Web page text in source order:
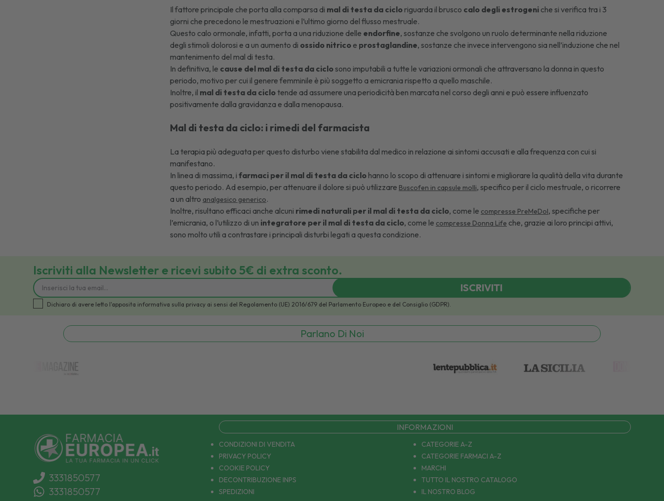
Il fattore principale che porta alla comparsa di mal di testa da cicloriguarda il brusco calo degli estrogeniche si verifica tra i 3
giorni che precedono le mestruazioni e l’ultimo giorno del flusso mestruale.
Questo calo ormonale, infatti, porta a una riduzione delle endorfine, sostanze che svolgono un ruolo determinante nella riduzione
degli stimoli dolorosi e a un aumento di ossido nitricoe prostaglandine, sostanze che invece intervengono sia nell’induzione che nel
mantenimento del mal di testa.
In definitiva, le cause del mal di testa da ciclosono imputabili a tutte le variazioni ormonali che attraversano la donna in questo
periodo, motivo per cui il genere femminile è più soggetto a emicrania rispetto a quello maschile.
Inoltre, il mal di testa da ciclotende ad assumere una periodicità ben marcata nel corso degli anni e può essere influenzato
positivamente dalla gravidanza e dalla menopausa.
Mal di testa da ciclo: i rimedi del farmacista
La terapia più adeguata per questo disturbo viene stabilita dal medico in relazione ai sintomi accusati e alla frequenza con cui si
manifestano.
In linea di massima, i farmaci per il mal di testa da ciclohanno lo scopo di attenuare i sintomi e migliorare la qualità della vita durante
questo periodo. Ad esempio, per attenuare il dolore si può utilizzare Buscofen in capsule molli, specifico per il ciclo mestruale, o ricorrere
a un altro analgesico generico.
Inoltre, risultano efficaci anche alcuni rimedi naturali per il mal di testa da ciclo, come le compresse PreMeDol, specifiche per
l’emicrania, o l’utilizzo di un integratore per il mal di testa da ciclo, come le compresse Donna Life che, grazie ai loro principi attivi,
sono molto utili a contrastare i principali disturbi legati a questa condizione.
Iscriviti alla Newsletter e ricevi subito 5€ di extra sconto.
ISCRIVITI
Dichiaro di avere letto l'apposita informativa sulla privacy ai sensi del Regolamento (UE) 2016/679 del Parlamento Europeo e del Consiglio (GDPR).
Parlano Di Noi
3331850577
3331850577
INFORMAZIONI
CONDIZIONI DI VENDITA
PRIVACY POLICY
COOKIE POLICY
DECONTRIBUZIONE INPS
SPEDIZIONI
CATEGORIE A-Z
CATEGORIE FARMACI A-Z
MARCHI
TUTTO IL NOSTRO CATALOGO
IL NOSTRO BLOG